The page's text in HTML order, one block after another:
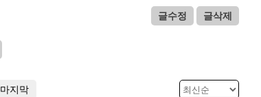
글수정 글삭제
마지막